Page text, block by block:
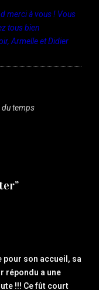
merci à vous ! Vous
tous bien
Armelle et Didier
du temps
pour son accueil, sa
répondu a une
!!! Ce fût court